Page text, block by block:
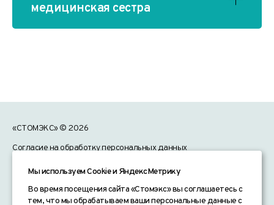
медицинская сестра
«СТОМЭКС» © 2026
Согласие на обработку персональных данных
Политика конфиденциальности
Согласие на получение рекламных рассылок
Мы используем Сookie и ЯндексМетрику
Во время посещения сайта «Стомэкс» вы соглашаетесь с
тем, что мы обрабатываем ваши персональные данные с